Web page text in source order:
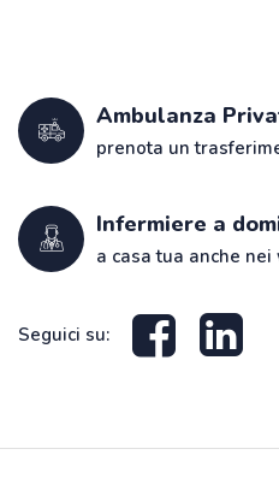
Ambulanza
prenota un
Infermiere a
a casa tua anche nei
Seguici su: